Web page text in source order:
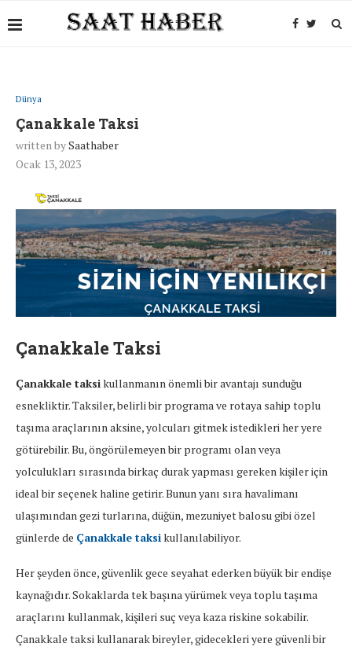
Dünya
Çanakkale Taksi
written bySaathaber
Ocak 13, 2023
Çanakkale Taksi
Çanakkale taksikullanmanın önemli bir avantajı sunduğu
esnekliktir. Taksiler, belirli bir programa ve rotaya sahip toplu
taşıma araçlarının aksine, yolcuları gitmek istedikleri her yere
götürebilir. Bu, öngörülemeyen bir programı olan veya
yolculukları sırasında birkaç durak yapması gereken kişiler için
ideal bir seçenek haline getirir. Bunun yanı sıra havalimanı
ulaşımından gezi turlarına, düğün, mezuniyet balosu gibi özel
günlerde de Çanakkale taksikullanılabiliyor.
Her şeyden önce, güvenlik gece seyahat ederken büyük bir endişe
kaynağıdır. Sokaklarda tek başına yürümek veya toplu taşıma
araçlarını kullanmak, kişileri suç veya kaza riskine sokabilir.
Çanakkale taksi kullanarak bireyler, gidecekleri yere güvenli bir